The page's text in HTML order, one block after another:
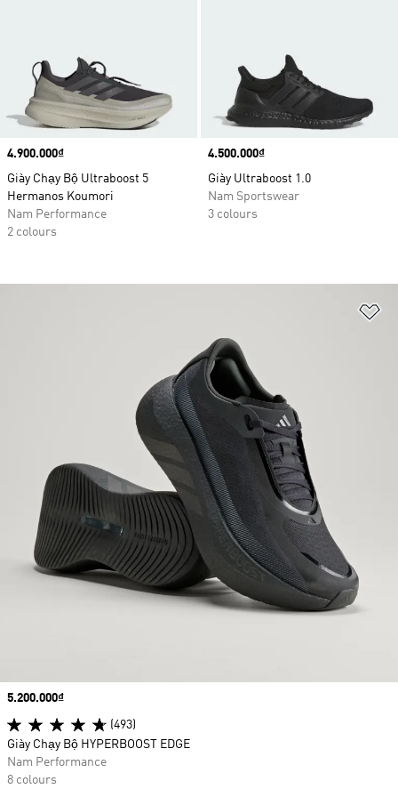
Price
4.900.000₫
Giày Chạy Bộ Ultraboost 5
Hermanos Koumori
Nam Performance
2 colours
Price
4.500.000₫
Giày Ultraboost 1.0
Nam Sportswear
3 colours
Price
5.200.000₫
(493)
Giày Chạy Bộ HYPERBOOST EDGE
Nam Performance
8 colours